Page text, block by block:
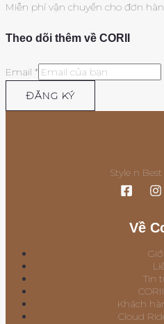
Miễn phí vận chuyển cho đơn
Theo dõi thêm về CORII
Email *
ĐĂNG KÝ
Style n
Về
Tin
Khách
Cloud